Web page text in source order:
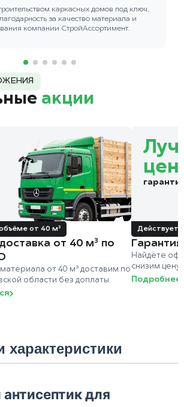
каркасных домов под ключ,
за качество материала и
компании СтройАссортимент.
акции
от 40 м³
от 40 м³ по
от 40 м³ доставим по
области без доплаты
Действует
Найдёте
снизим
Подробнее
характеристики
для